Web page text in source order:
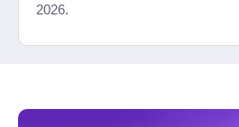
2026.